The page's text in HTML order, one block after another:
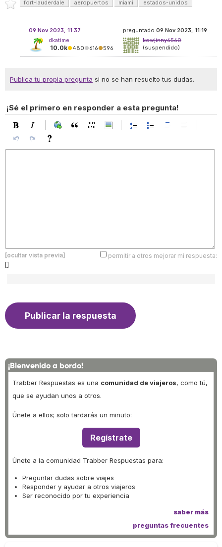
fort-lauderdale aeropuertos miami estados-unidos
preguntado 09 Nov 2023, 11:19
kowjinny6560
(suspendido)
09 Nov 2023, 11:37
dkatime
10.0k●480●616●596
Publica tu propia pregunta si no se han resuelto tus dudas.
¡Sé el primero en responder a esta pregunta!
[ocultar vista previa]
permitir a otros mejorar mi respuesta:
[]
¡Bienvenido a bordo!
Trabber Respuestas es una comunidad de viajeros, como tú,
que se ayudan unos a otros.
Únete a ellos; solo tardarás un minuto:
Regístrate
Únete a la comunidad Trabber Respuestas para:
Preguntar dudas sobre viajes
Responder y ayudar a otros viajeros
Ser reconocido por tu experiencia
saber más
preguntas frecuentes